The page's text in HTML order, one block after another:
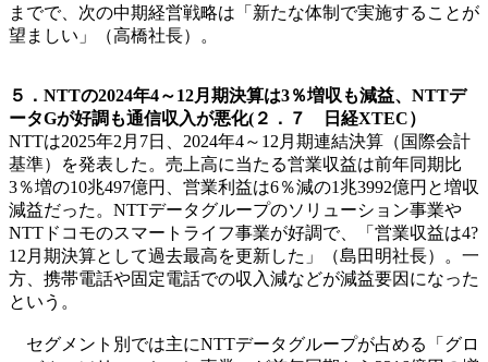
までで、次の中期経営戦略は「新たな体制で実施することが
望ましい」（高橋社長）。
５．NTTの2024年4～12月期決算は3％増収も減益、NTTデ
ータGが好調も通信収入が悪化(２．７ 日経XTEC）
NTTは2025年2月7日、2024年4～12月期連結決算（国際会計
基準）を発表した。売上高に当たる営業収益は前年同期比
3％増の10兆497億円、営業利益は6％減の1兆3992億円と増収
減益だった。NTTデータグループのソリューション事業や
NTTドコモのスマートライフ事業が好調で、「営業収益は4?
12月期決算として過去最高を更新した」（島田明社長）。一
方、携帯電話や固定電話での収入減などが減益要因になった
という。
セグメント別では主にNTTデータグループが占める「グロ